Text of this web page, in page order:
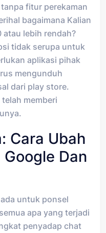
fitur perekaman
bagaimana Kalian
atau lebih rendah?
tidak serupa untuk
aplikasi pihak
mengunduh
dari play store.
memberi
Cara Ubah
Dan
untuk ponsel
apa yang terjadi
penyadap chat